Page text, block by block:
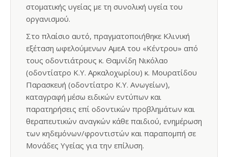
στοματικής υγείας με τη συνολική υγεία του
οργανισμού.
Στο πλαίσιο αυτό, πραγματοποιήθηκε Κλινική
εξέταση ωφελούμενων ΑμεΑ του «Κέντρου» από
τους οδοντιάτρους κ. Θαμνίδη Νικόλαο
(οδοντίατρο Κ.Υ. Αρκαλοχωρίου) κ. Μουρατίδου
Παρασκευή (οδοντίατρο Κ.Υ. Ανωγείων),
καταγραφή μέσω ειδικών εντύπων και
παρατηρήσεις επί οδοντικών προβλημάτων και
θεραπευτικών αναγκών κάθε παιδιού, ενημέρωση
των κηδεμόνων/φροντιστών και παραπομπή σε
Μονάδες Υγείας για την επίλυση.